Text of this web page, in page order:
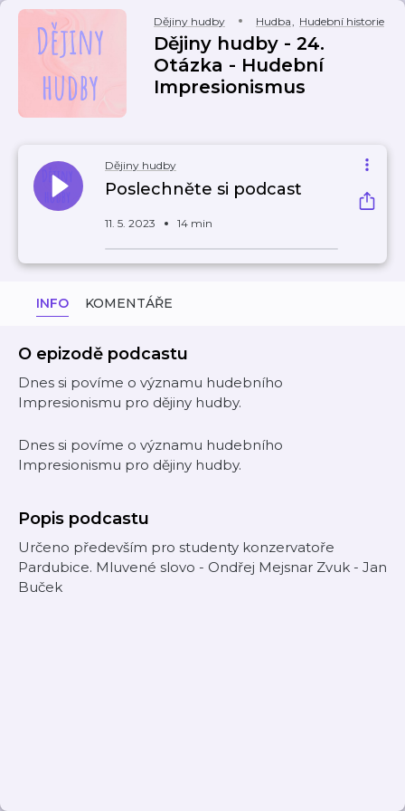
Dějiny hudby Hudba, Hudební historie
Dějiny hudby - 24.
Otázka - Hudební
Impresionismus
Dějiny hudby
Poslechněte si podcast
11. 5. 2023 14 min
INFO KOMENTÁŘE
O epizodě podcastu
Dnes si povíme o významu hudebního
Impresionismu pro dějiny hudby.
Dnes si povíme o významu hudebního
Impresionismu pro dějiny hudby.
Popis podcastu
Určeno především pro studenty konzervatoře
Pardubice. Mluvené slovo - Ondřej Mejsnar Zvuk - Jan
Buček